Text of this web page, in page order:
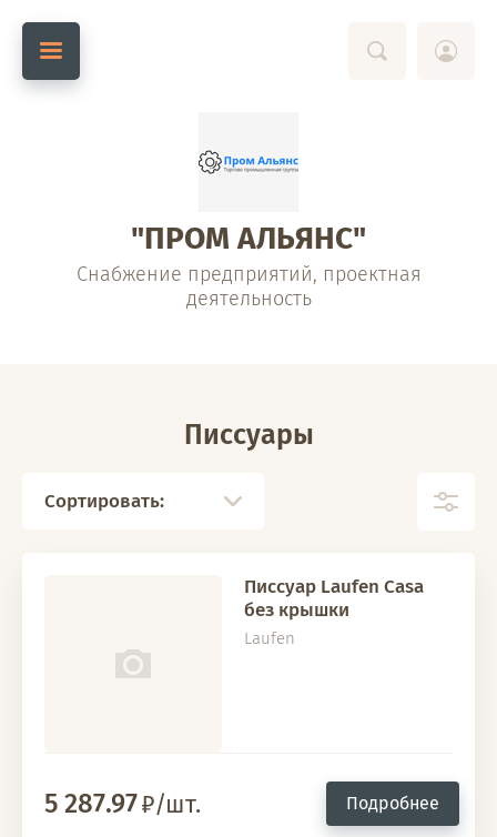
"ПРОМ АЛЬЯНС"
Снабжение предприятий, проектная
деятельность
Писсуары
Сортировать:
Писсуар Laufen Casa
без крышки
Laufen
5 287.97 /шт. Подробнее